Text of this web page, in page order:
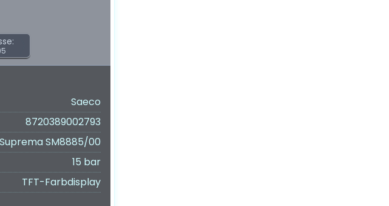
Saeco
8720389002793
SM8885/00
15 bar
TFT-Farbdisplay